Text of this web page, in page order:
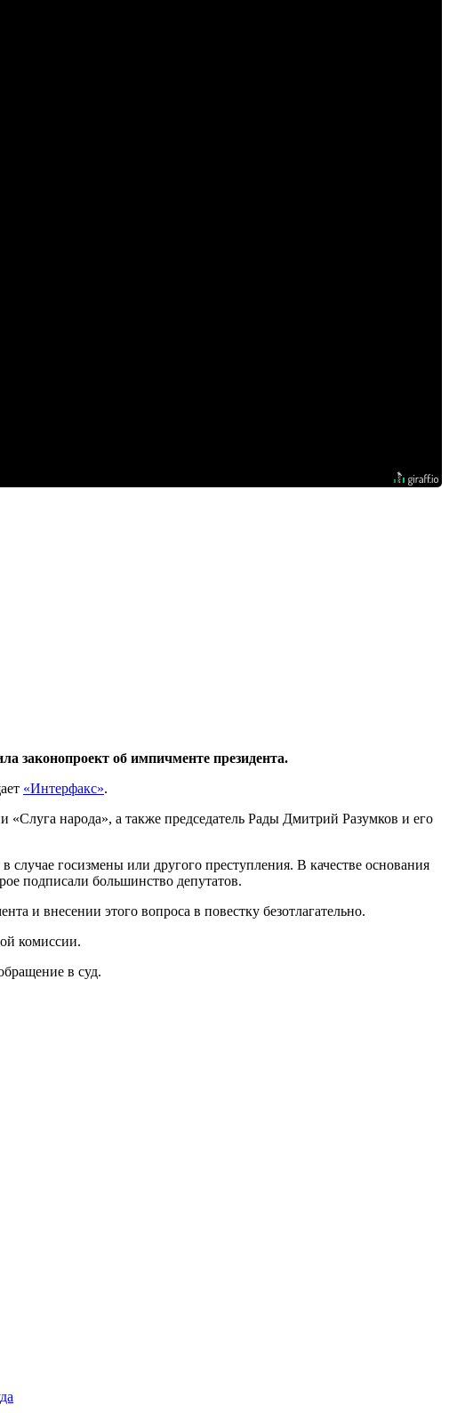
законопроект об импичменте президента.
«Интерфакс».
«Слуга народа», а также председатель Рады Дмитрий Разумков и его
госизмены или другого преступления. В качестве основания
подписали большинство депутатов.
и внесении этого вопроса в повестку безотлагательно.
комиссии.
в суд.